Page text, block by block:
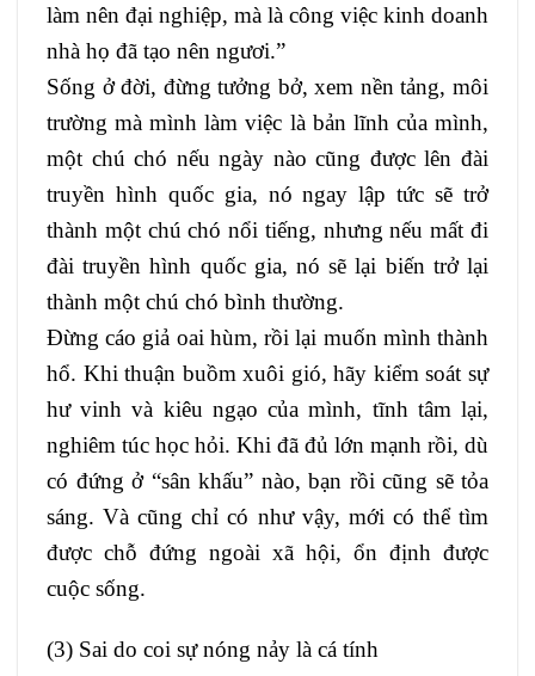
làm nên đại nghiệp, mà là công việc kinh doanh
nhà họ đã tạo nên ngươi.”
Sống ở đời, đừng tưởng bở, xem nền tảng, môi
trường mà mình làm việc là bản lĩnh của mình,
một chú chó nếu ngày nào cũng được lên đài
truyền hình quốc gia, nó ngay lập tức sẽ trở
thành một chú chó nổi tiếng, nhưng nếu mất đi
đài truyền hình quốc gia, nó sẽ lại biến trở lại
thành một chú chó bình thường.
Đừng cáo giả oai hùm, rồi lại muốn mình thành
hổ. Khi thuận buồm xuôi gió, hãy kiểm soát sự
hư vinh và kiêu ngạo của mình, tĩnh tâm lại,
nghiêm túc học hỏi. Khi đã đủ lớn mạnh rồi, dù
có đứng ở “sân khấu” nào, bạn rồi cũng sẽ tỏa
sáng. Và cũng chỉ có như vậy, mới có thể tìm
được chỗ đứng ngoài xã hội, ổn định được
cuộc sống.
(3) Sai do coi sự nóng nảy là cá tính